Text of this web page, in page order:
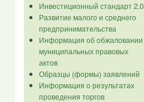
Инвестиционный стандарт 2.0
Развитие малого и среднего
предпринимательства
Информация об обжаловании
муниципальных правовых
актов
Образцы (формы) заявлений
Информация о результатах
проведения торгов